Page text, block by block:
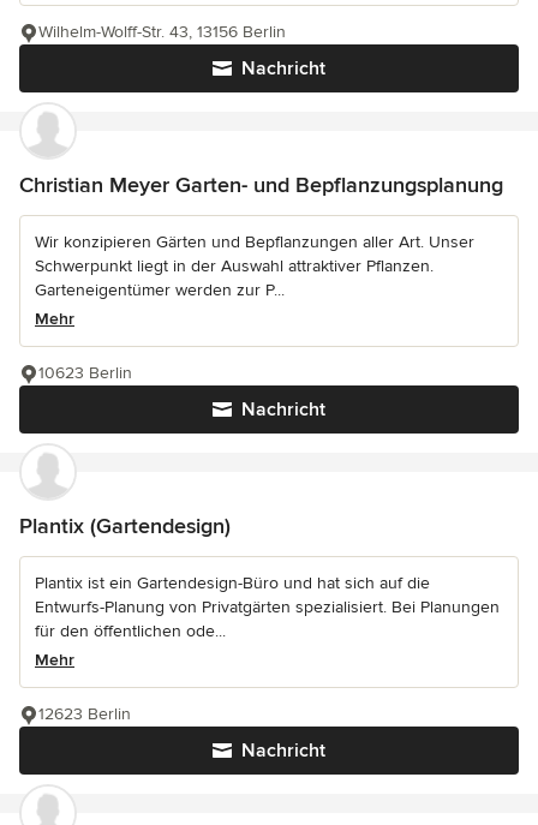
Nachricht
Wilhelm-Wolff-Str. 43, 13156 Berlin
Christian Meyer Garten- und Bepflanzungsplanung
Wir konzipieren Gärten und Bepflanzungen aller Art. Unser
Schwerpunkt liegt in der Auswahl attraktiver Pflanzen.
Garteneigentümer werden zur P...
Mehr
Nachricht
10623 Berlin
Plantix (Gartendesign)
Plantix ist ein Gartendesign-Büro und hat sich auf die
Entwurfs-Planung von Privatgärten spezialisiert. Bei Planungen
für den öffentlichen ode...
Mehr
Nachricht
12623 Berlin